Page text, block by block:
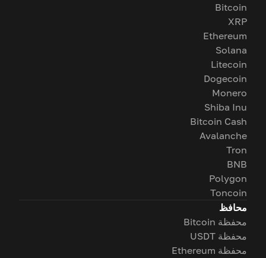
Bitcoin
XRP
Ethereum
Solana
Litecoin
Dogecoin
Monero
Shiba Inu
Bitcoin Cash
Avalanche
Tron
BNB
Polygon
Toncoin
محافظ
محفظة Bitcoin
محفظة USDT
محفظة Ethereum